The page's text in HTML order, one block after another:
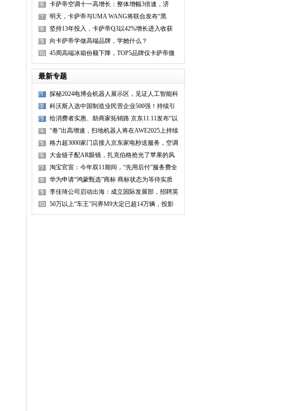
卡萨帝空调十一高增长：整体增幅3倍速，济
南、太原套购用户
明天，卡萨帝与UMA WANG将联合发布“黑
标”家电与高定成衣
坚持13年投入，卡萨帝Q3以42%增长进入收获
期
向卡萨帝学做高端品牌，学她什么？
45周高端冰箱份额下降，TOP5品牌仅卡萨帝微
涨
最新专题
探秘2024电博会机器人展示区，见证人工智能科
技生
科沃斯入选中国制造业民营企业500强！持续引
领服
给消费者实惠、助商家拓销路 京东11.11发布“以
“卷”出高增速，扫地机器人将在AWE2025上持续
多
格力超3000家门店接入京东家电秒送服务，空调
最快
大金链子配AR眼镜，扎克伯格抢光了苹果的风
头
淘宝官宣：今年双11期间，“先用后付”服务费全
部
华为申请“鸿蒙甄选”商标 商标状态为等待实质
审
李佳琦公司启动出海：成立国际发展部，招聘英
语印
50万以上“车王”问界M9大定已超14万辆，投影
巨幕